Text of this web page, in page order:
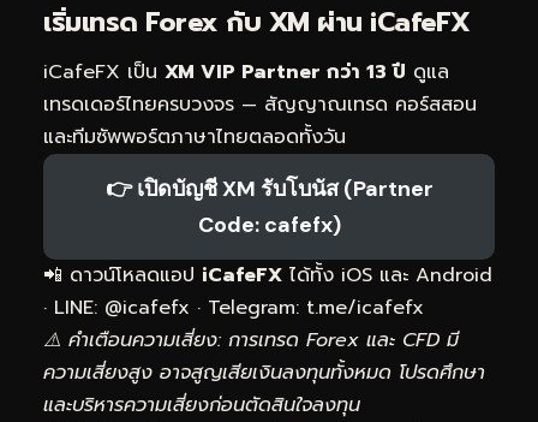
เริ่มเทรด Forex กับ XM ผ่าน iCafeFX
iCafeFX เป็น XM VIP Partner กว่า 13 ปี ดูแล
เทรดเดอร์ไทยครบวงจร — สัญญาณเทรด คอร์สสอน
และทีมซัพพอร์ตภาษาไทยตลอดทั้งวัน
👉 เปิดบัญชี XM รับโบนัส (Partner
Code: cafefx)
📲 ดาวน์โหลดแอป iCafeFX ได้ทั้ง iOS และ Android
· LINE: @icafefx · Telegram: t.me/icafefx
⚠️ คำเตือนความเสี่ยง: การเทรด Forex และ CFD มี
ความเสี่ยงสูง อาจสูญเสียเงินลงทุนทั้งหมด โปรดศึกษา
และบริหารความเสี่ยงก่อนตัดสินใจลงทุน